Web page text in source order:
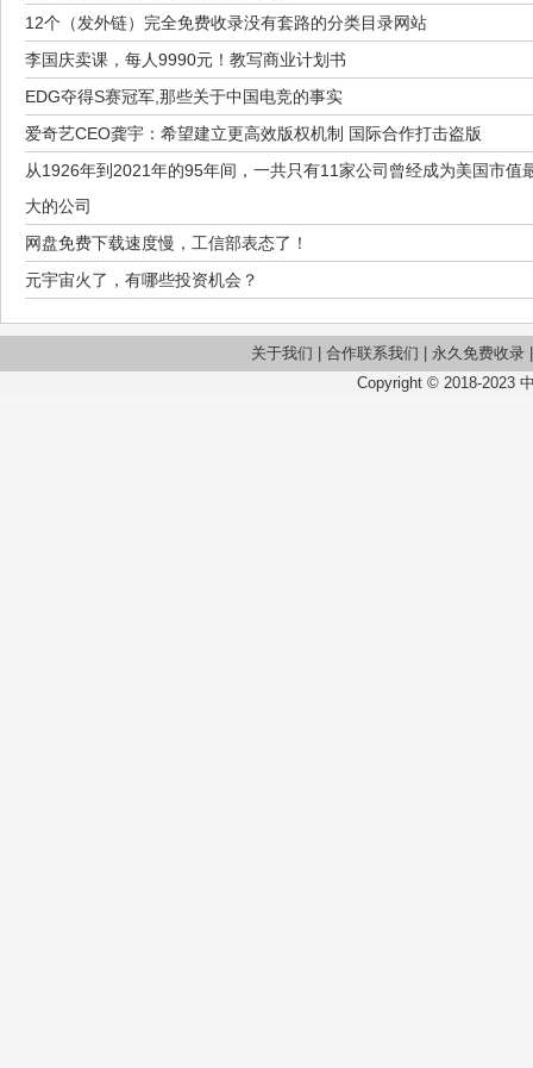
12个（发外链）完全免费收录没有套路的分类目录网站
李国庆卖课，每人9990元！教写商业计划书
EDG夺得S赛冠军,那些关于中国电竞的事实
爱奇艺CEO龚宇：希望建立更高效版权机制 国际合作打击盗版
从1926年到2021年的95年间，一共只有11家公司曾经成为美国市值
大的公司
网盘免费下载速度慢，工信部表态了！
元宇宙火了，有哪些投资机会？
关于我们 合作联系我们 永久免费收录
Copyright © 2018-2023